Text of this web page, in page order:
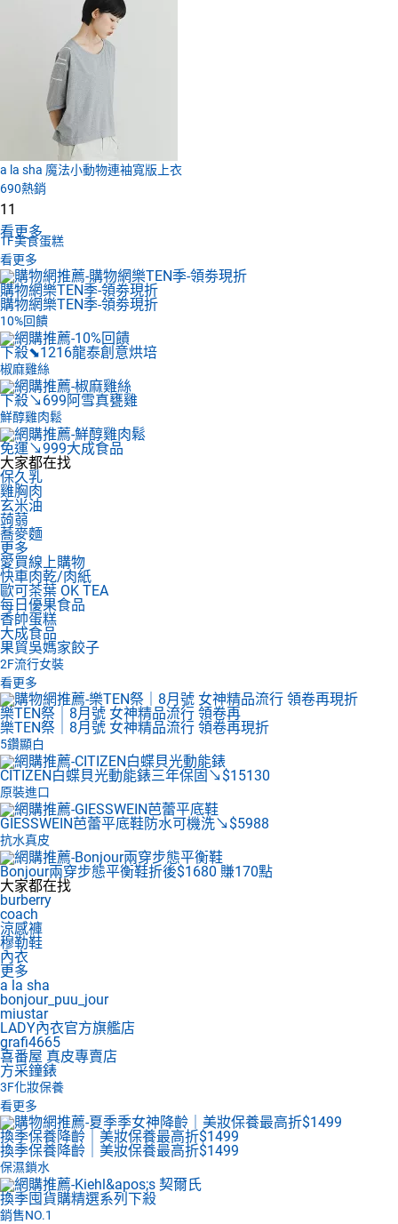
a la sha 魔法小動物連袖寬版上衣
690熱銷
11
看更多
1F美食蛋糕
看更多
購物網樂TEN季-領劵現折
購物網樂TEN季-領劵現折
10%回饋
下殺⬊1216龍泰創意烘培
椒麻雞絲
下殺↘699阿雪真甕雞
鮮醇雞肉鬆
免運↘999大成食品
大家都在找
保久乳
雞胸肉
玄米油
蒟蒻
蕎麥麵
更多
愛買線上購物
快車肉乾/肉紙
歐可茶葉 OK TEA
每日優果食品
香帥蛋糕
大成食品
果貿吳媽家餃子
2F流行女裝
看更多
樂TEN祭｜8月號 女神精品流行 領卷再
樂TEN祭｜8月號 女神精品流行 領卷再現折
5鑽顯白
CITIZEN白蝶貝光動能錶三年保固↘$15130
原裝進口
GIESSWEIN芭蕾平底鞋防水可機洗↘$5988
抗水真皮
Bonjour兩穿步態平衡鞋折後$1680 賺170點
大家都在找
burberry
coach
涼感褲
穆勒鞋
內衣
更多
a la sha
bonjour_puu_jour
miustar
LADY內衣官方旗艦店
grafi4665
喜番屋 真皮專賣店
方采鐘錶
3F化妝保養
看更多
換季保養降齡｜美妝保養最高折$1499
換季保養降齡｜美妝保養最高折$1499
保濕鎖水
換季囤貨購精選系列下殺
銷售NO.1